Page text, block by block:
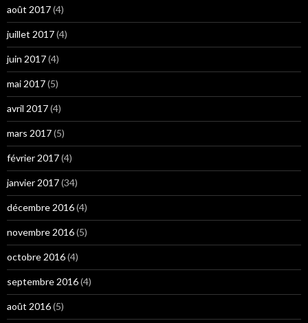
août 2017(4)
juillet 2017(4)
juin 2017(4)
mai 2017(5)
avril 2017(4)
mars 2017(5)
février 2017(4)
janvier 2017(34)
décembre 2016(4)
novembre 2016(5)
octobre 2016(4)
septembre 2016(4)
août 2016(5)